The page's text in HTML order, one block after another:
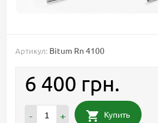
Артикул: Bitum Rn 4100
6 400 грн.
- + Купить